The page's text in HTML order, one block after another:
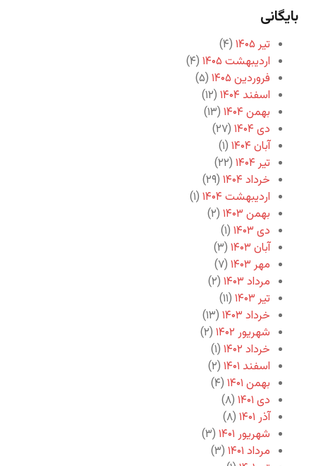
بایگانی
تیر ۱۴۰۵
(۴)
اردیبهشت ۱۴۰۵
(۴)
فروردین ۱۴۰۵
(۵)
اسفند ۱۴۰۴
(۱۲)
بهمن ۱۴۰۴
(۱۳)
دی ۱۴۰۴
(۲۷)
آبان ۱۴۰۴
(۱)
تیر ۱۴۰۴
(۲۲)
خرداد ۱۴۰۴
(۲۹)
اردیبهشت ۱۴۰۴
(۱)
بهمن ۱۴۰۳
(۲)
دی ۱۴۰۳
(۱)
آبان ۱۴۰۳
(۳)
مهر ۱۴۰۳
(۷)
مرداد ۱۴۰۳
(۲)
تیر ۱۴۰۳
(۱۱)
خرداد ۱۴۰۳
(۱۳)
شهریور ۱۴۰۲
(۲)
خرداد ۱۴۰۲
(۱)
اسفند ۱۴۰۱
(۲)
بهمن ۱۴۰۱
(۴)
دی ۱۴۰۱
(۸)
آذر ۱۴۰۱
(۸)
شهریور ۱۴۰۱
(۳)
مرداد ۱۴۰۱
(۳)